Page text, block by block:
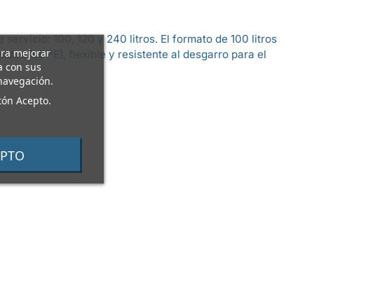
mejorar
con sus
Acepto.
100, 120 y 240 litros. El formato de 100 litros
(LDPE), flexible y resistente al desgarro para el